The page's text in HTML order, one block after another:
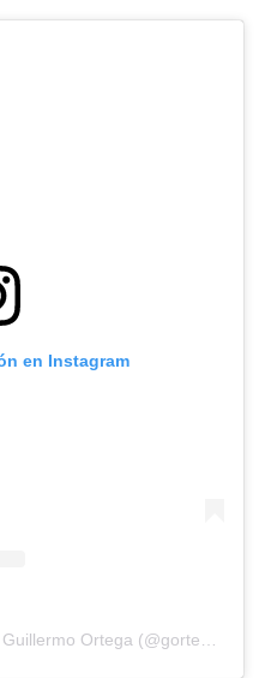
en Instagram